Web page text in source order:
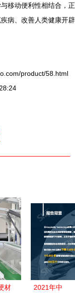
移动便利性相结合，正
病、改善人类健康开辟
product/58.html
材
2021年中